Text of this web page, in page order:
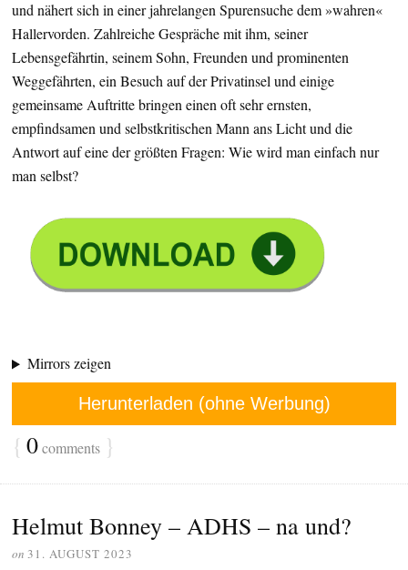
und nähert sich in einer jahrelangen Spurensuche dem »wahren«
Hallervorden. Zahlreiche Gespräche mit ihm, seiner
Lebensgefährtin, seinem Sohn, Freunden und prominenten
Weggefährten, ein Besuch auf der Privatinsel und einige
gemeinsame Auftritte bringen einen oft sehr ernsten,
empfindsamen und selbstkritischen Mann ans Licht und die
Antwort auf eine der größten Fragen: Wie wird man einfach nur
man selbst?
Mirrors zeigen
Herunterladen (ohne Werbung)
{ 0comments }
Helmut Bonney – ADHS – na und?
on 31. AUGUST 2023